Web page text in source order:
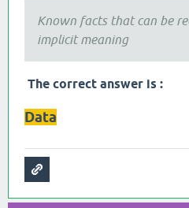
Known facts that can be
implicit meaning
: The correct answer is
Data